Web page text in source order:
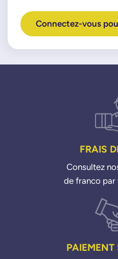
Connectez-vous
FRAIS
Consultez
de franco
PAIEMENT